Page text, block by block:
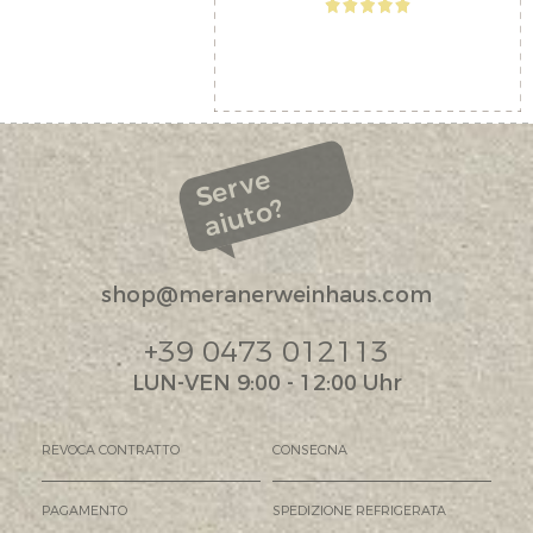
Serve
aiuto?
shop@meranerweinhaus.com
+39 0473 012113
LUN-VEN 9:00 - 12:00 Uhr
REVOCA CONTRATTO CONSEGNA
PAGAMENTO SPEDIZIONE REFRIGERATA